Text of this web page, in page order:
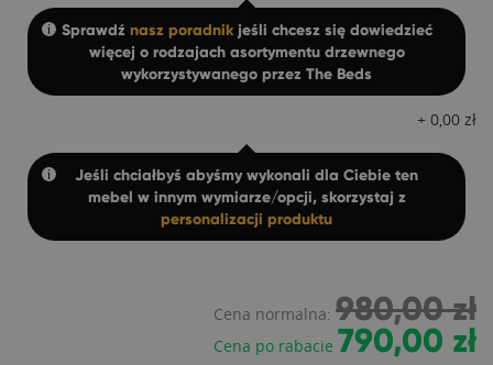
Sprawdź nasz poradnikjeśli chcesz się dowiedzieć
więcej o rodzajach asortymentu drzewnego
wykorzystywanego przez The Beds
+ 0,00 zł
Jeśli chciałbyś abyśmy wykonali dla Ciebie ten
mebel w innym wymiarze/opcji, skorzystaj z
personalizacji produktu
Cena normalna: 980,00 zł
Cena po rabacie 790,00 zł